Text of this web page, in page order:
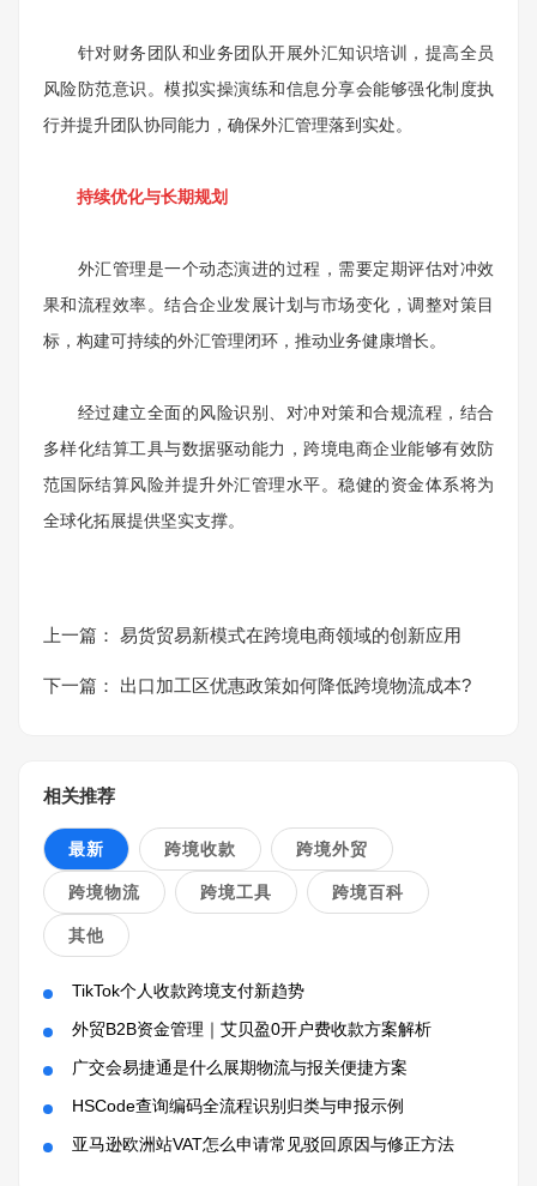
针对财务团队和业务团队开展外汇知识培训，提高全员
风险防范意识。模拟实操演练和信息分享会能够强化制度执
行并提升团队协同能力，确保外汇管理落到实处。
持续优化与长期规划
外汇管理是一个动态演进的过程，需要定期评估对冲效
果和流程效率。结合企业发展计划与市场变化，调整对策目
标，构建可持续的外汇管理闭环，推动业务健康增长。
经过建立全面的风险识别、对冲对策和合规流程，结合
多样化结算工具与数据驱动能力，跨境电商企业能够有效防
范国际结算风险并提升外汇管理水平。稳健的资金体系将为
全球化拓展提供坚实支撑。
上一篇： 易货贸易新模式在跨境电商领域的创新应用
下一篇： 出口加工区优惠政策如何降低跨境物流成本?
相关推荐
最新 跨境收款 跨境外贸
跨境物流 跨境工具 跨境百科
其他
TikTok个人收款跨境支付新趋势
外贸B2B资金管理｜艾贝盈0开户费收款方案解析
广交会易捷通是什么展期物流与报关便捷方案
HSCode查询编码全流程识别归类与申报示例
亚马逊欧洲站VAT怎么申请常见驳回原因与修正方法